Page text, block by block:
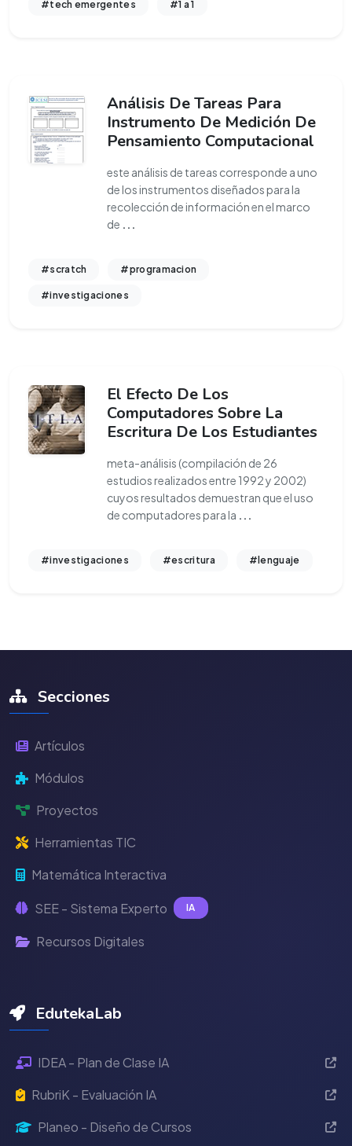
#tech emergentes #1 a 1
Análisis De Tareas Para
Instrumento De Medición De
Pensamiento Computacional
este análisis de tareas corresponde a uno
de los instrumentos diseñados para la
recolección de información en el marco
de ...
#scratch #programacion
#investigaciones
El Efecto De Los
Computadores Sobre La
Escritura De Los Estudiantes
meta-análisis (compilación de 26
estudios realizados entre 1992 y 2002)
cuyos resultados demuestran que el uso
de computadores para la ...
#investigaciones #escritura #lenguaje
Secciones
Artículos
Módulos
Proyectos
Herramientas TIC
Matemática Interactiva
SEE - Sistema Experto IA
Recursos Digitales
EdutekaLab
IDEA - Plan de Clase IA
RubriK - Evaluación IA
Planeo - Diseño de Cursos